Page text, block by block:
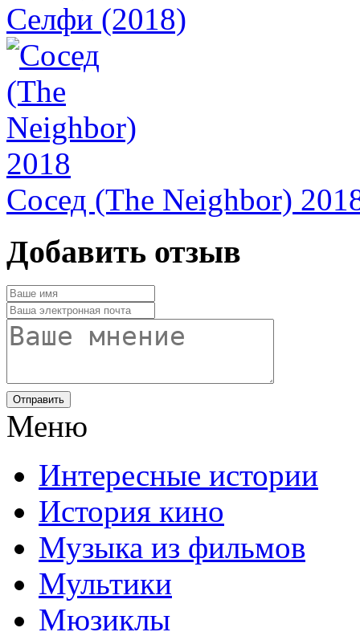
Селфи (2018)
Сосед (The Neighbor)
Добавить отзыв
Отправить
Меню
Интересные истории
История кино
Музыка из фильмов
Мультики
Мюзиклы